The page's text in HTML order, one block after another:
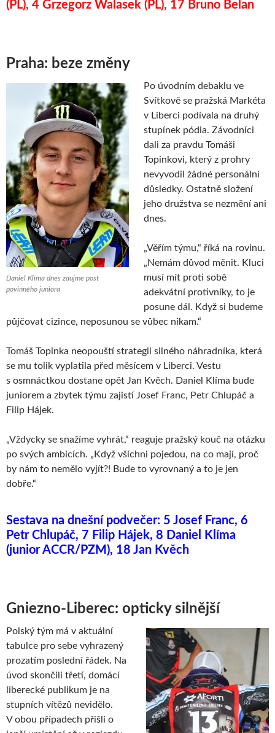
(PL), 4 Grzegorz Walasek (PL), 17 Bruno Belan
Praha: beze změny
Daniel Klíma dnes zaujme post
povinného juniora
Po úvodním debaklu ve
Svítkově se pražská Markéta
v Liberci podívala na druhý
stupínek pódia. Závodníci
dali za pravdu Tomáši
Topinkovi, který z prohry
nevyvodil žádné personální
důsledky. Ostatně složení
jeho družstva se nezmění ani
dnes.
„Věřím týmu,“ říká na rovinu.
„Nemám důvod měnit. Kluci
musí mít proti sobě
adekvátní protivníky, to je
posune dál. Když si budeme
půjčovat cizince, neposunou se vůbec nikam.“
Tomáš Topinka neopouští strategii silného náhradníka, která
se mu tolik vyplatila před měsícem v Liberci. Vestu
s osmnáctkou dostane opět Jan Kvěch. Daniel Klíma bude
juniorem a zbytek týmu zajistí Josef Franc, Petr Chlupáč a
Filip Hájek.
„Vždycky se snažíme vyhrát,“ reaguje pražský kouč na otázku
po svých ambicích. „Když všichni pojedou, na co mají, proč
by nám to nemělo vyjít?! Bude to vyrovnaný a to je jen
dobře.“
Sestava na dnešní podvečer: 5 Josef Franc, 6
Petr Chlupáč, 7 Filip Hájek, 8 Daniel Klíma
(junior ACCR/PZM), 18 Jan Kvěch
Gniezno-Liberec: opticky silnější
Polský tým má v aktuální
tabulce pro sebe vyhrazený
prozatím poslední řádek. Na
úvod skončili třetí, domácí
liberecké publikum je na
stupních vítězů nevidělo.
V obou případech přišli o